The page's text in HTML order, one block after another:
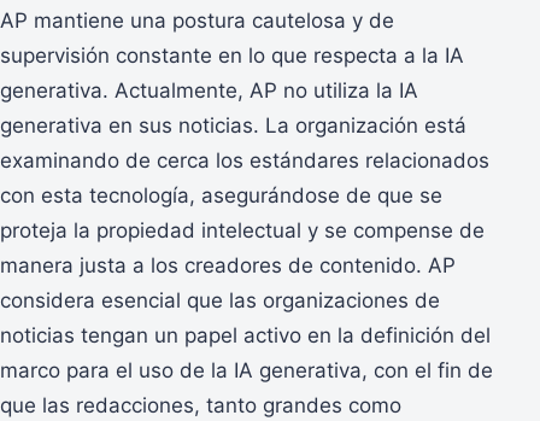
AP mantiene una postura cautelosa y de
supervisión constante en lo que respecta a la IA
generativa. Actualmente, AP no utiliza la IA
generativa en sus noticias. La organización está
examinando de cerca los estándares relacionados
con esta tecnología, asegurándose de que se
proteja la propiedad intelectual y se compense de
manera justa a los creadores de contenido. AP
considera esencial que las organizaciones de
noticias tengan un papel activo en la definición del
marco para el uso de la IA generativa, con el fin de
que las redacciones, tanto grandes como